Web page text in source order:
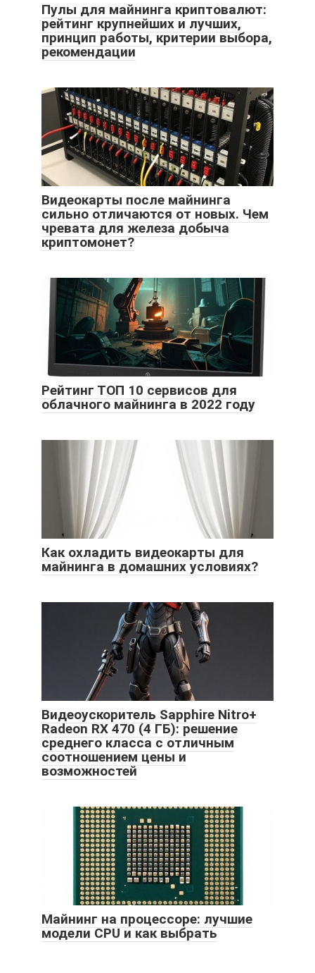
Пулы для майнинга криптовалют:
рейтинг крупнейших и лучших,
принцип работы, критерии выбора,
рекомендации
Видеокарты после майнинга
сильно отличаются от новых. Чем
чревата для железа добыча
криптомонет?
Рейтинг ТОП 10 сервисов для
облачного майнинга в 2022 году
Как охладить видеокарты для
майнинга в домашних условиях?
Видеоускоритель Sapphire Nitro+
Radeon RX 470 (4 ГБ): решение
среднего класса с отличным
соотношением цены и
возможностей
Майнинг на процессоре: лучшие
модели CPU и как выбрать